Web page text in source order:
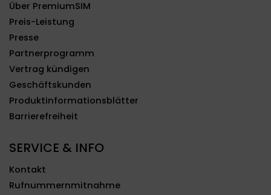
Über PremiumSIM
Preis-Leistung
Presse
Partnerprogramm
Vertrag kündigen
Geschäftskunden
Produktinformationsblätter
Barrierefreiheit
SERVICE & INFO
Kontakt
Rufnummernmitnahme